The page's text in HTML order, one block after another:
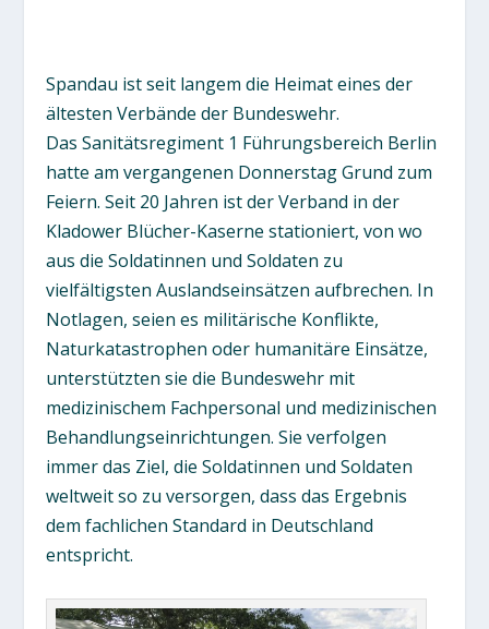
Spandau ist seit langem die Heimat eines der
ältesten Verbände der Bundeswehr.
Das Sanitätsregiment 1 Führungsbereich Berlin
hatte am vergangenen Donnerstag Grund zum
Feiern. Seit 20 Jahren ist der Verband in der
Kladower Blücher-Kaserne stationiert, von wo
aus die Soldatinnen und Soldaten zu
vielfältigsten Auslandseinsätzen aufbrechen. In
Notlagen, seien es militärische Konflikte,
Naturkatastrophen oder humanitäre Einsätze,
unterstützten sie die Bundeswehr mit
medizinischem Fachpersonal und medizinischen
Behandlungseinrichtungen. Sie verfolgen
immer das Ziel, die Soldatinnen und Soldaten
weltweit so zu versorgen, dass das Ergebnis
dem fachlichen Standard in Deutschland
entspricht.